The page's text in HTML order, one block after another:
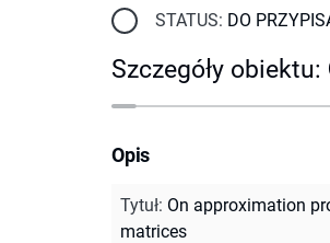
STATUS: DO
Szczegóły obiektu:
Opis
Tytuł: On approximation
matrices